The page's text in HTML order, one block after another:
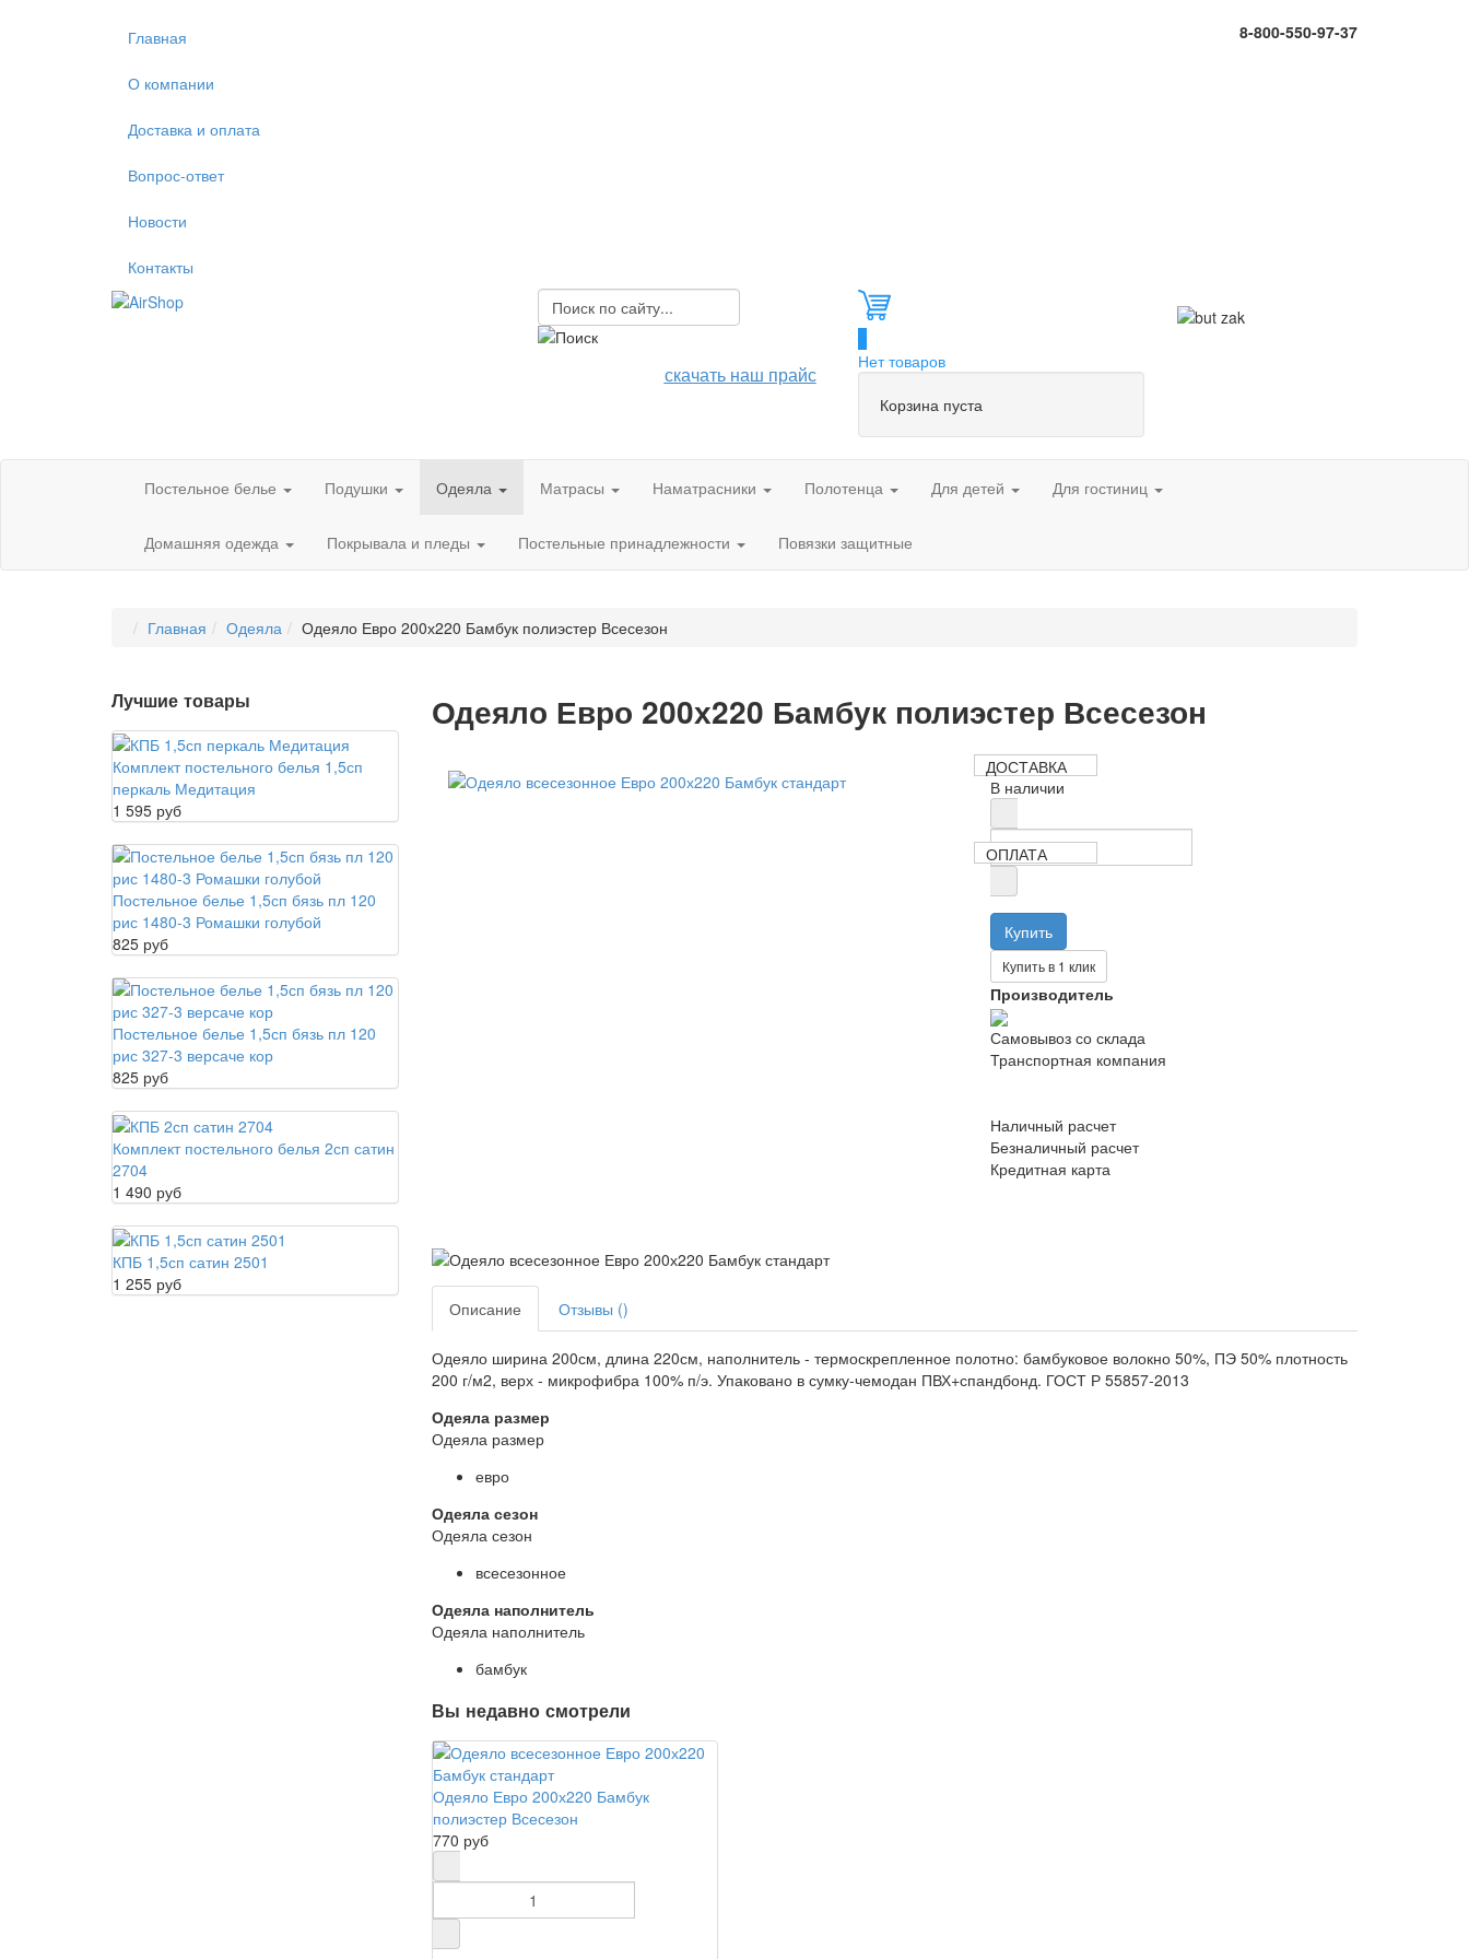
Главная
О компании
Доставка и оплата
Вопрос-ответ
Новости
Контакты
8-800-550-97-37
скачать наш прайс
Нет товаров
Корзина пуста
Постельное белье Подушки Одеяла Матрасы Наматрасники Полотенца Для детей Для гостиниц
Домашняя одежда Покрывала и пледы Постельные принадлежности Повязки защитные
Главная Одеяла Одеяло Евро 200х220 Бамбук полиэстер Всесезон
Одеяло Евро 200х220 Бамбук полиэстер Всесезон
770 руб
В наличии
Купить в 1 клик
Производитель
ДОСТАВКА
Самовывоз со склада
Транспортная компания
ОПЛАТА
Наличный расчет
Безналичный расчет
Кредитная карта
Описание Отзывы ()
Одеяло ширина 200см, длина 220см, наполнитель - термоскрепленное полотно: бамбуковое волокно 50%, ПЭ 50% плотность
200 г/м2, верх - микрофибра 100% п/э. Упаковано в сумку-чемодан ПВХ+спандбонд. ГОСТ Р 55857-2013
Одеяла размер
Одеяла размер
евро
Одеяла сезон
Одеяла сезон
всесезонное
Одеяла наполнитель
Одеяла наполнитель
бамбук
Вы недавно смотрели
Одеяло Евро 200х220 Бамбук
полиэстер Всесезон
770 руб
Лучшие товары
Комплект постельного белья 1,5сп
перкаль Медитация
1 595 руб
Постельное белье 1,5сп бязь пл 120
рис 1480-3 Ромашки голубой
825 руб
Постельное белье 1,5сп бязь пл 120
рис 327-3 версаче кор
825 руб
Комплект постельного белья 2сп сатин
2704
1 490 руб
КПБ 1,5сп сатин 2501
1 255 руб